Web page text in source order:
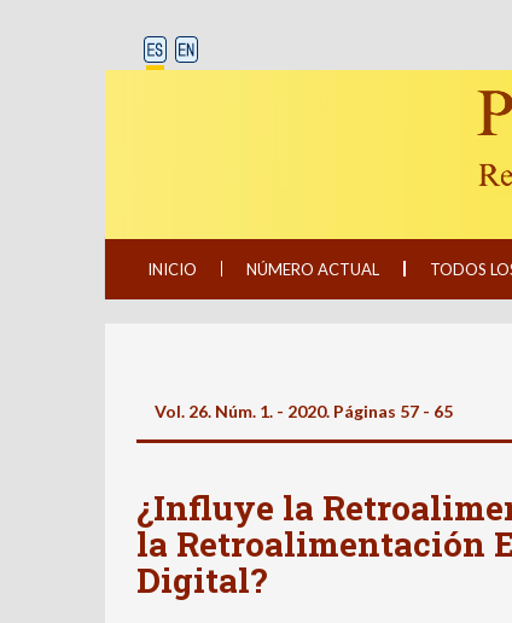
INICIO NÚMERO ACTUAL TODOS
Vol. 26. Núm. 1. - 2020. Páginas 57 - 65
¿Influye la
la Retroalimentación
Digital?